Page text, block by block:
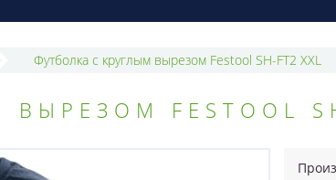
Футболка с круглым вырезом Festool SH-FT2 XXL
FESTOOL